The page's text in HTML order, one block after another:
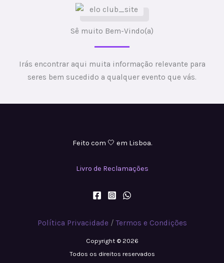
Sê muito Bem-Vindo(a)
Irás encontrar aqui muita informação relevante para
seres bem sucedido a qualquer evento que vás.
Feito com 🤍 em Lisboa.
Livro de Reclamações
Política Privacidade /Termos e Condições
Copyright © 2026
Todos os direitos reservados